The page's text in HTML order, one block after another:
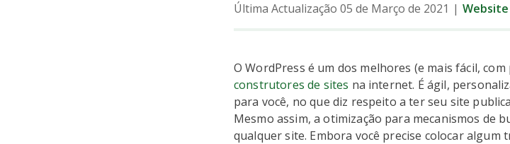
Última Actualização 05 de Março de 2021 | Website
O WordPress é um dos melhores (e mais fácil,
construtores de sites na internet. É ágil,
para você, no que diz respeito a ter seu site
Mesmo assim, a otimização para mecanismos de
qualquer site. Embora você precise colocar algum